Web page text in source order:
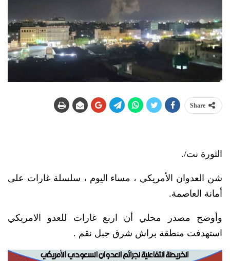
Share
الثورة نت/.
شن العدوان الأمريكي ، مساء اليوم ، سلسلة غارات على
أمانة العاصمة.
وأوضح مصدر محلي أن اربع غارات للعدو الامريكي
استهدفت منطقة براش شرق جبل نقم .